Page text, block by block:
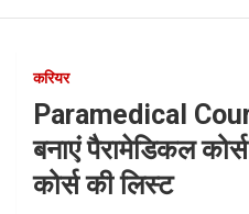
करियर
Paramedical
बनाएं पैरामेडिकल
कोर्स की लिस्ट